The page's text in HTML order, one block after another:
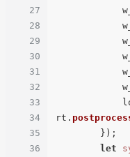
27
28
29
30
31
32
33
34
35
36
rt.
let